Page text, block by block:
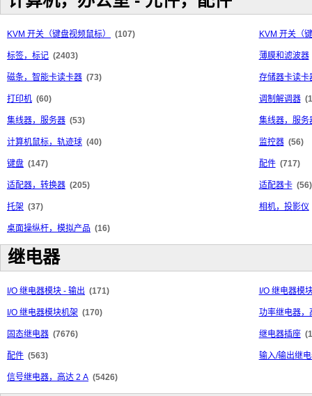
KVM 开关（键盘视频鼠标） (107) KVM 开关（
标签，标记 (2403) 薄膜和滤波器
磁条，智能卡读卡器 (73) 存储器卡读卡
打印机 (60) 调制解调器
集线器，服务器 (53) 集线器，服务
计算机鼠标，轨迹球 (40) 监控器 (56)
键盘 (147) 配件 (717)
适配器，转换器 (205) 适配器卡 (56)
托架 (37) 相机，投影仪
桌面操纵杆，模拟产品 (16)
继电器
I/O 继电器模块 - 输出 (171) I/O 继电器模
I/O 继电器模块机架 (170) 功率继电器，
固态继电器 (7676) 继电器插座
配件 (563) 输入/输出继
信号继电器，高达 2 A (5426)